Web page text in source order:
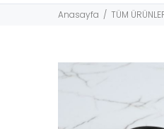
Anasayfa TÜM